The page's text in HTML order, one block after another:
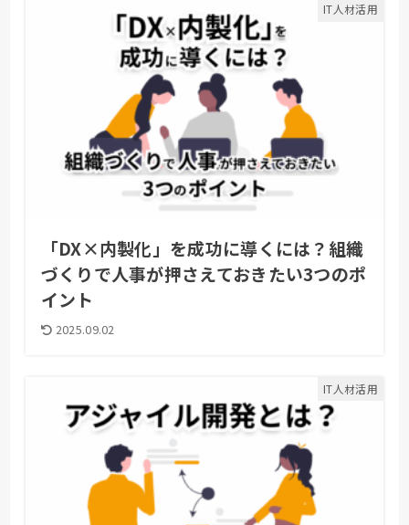
IT人材活用
「DX×内製化」を成功に導くには？組織
づくりで人事が押さえておきたい3つのポ
イント
2025.09.02
IT人材活用